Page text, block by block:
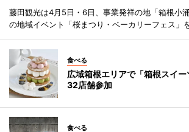
藤田観光は4月5日・6日、事業発祥の地「箱根小
の地域イベント「桜まつり・ベーカリーフェス」
食べる
広域箱根エリアで「箱根スイ
32店舗参加
食べる